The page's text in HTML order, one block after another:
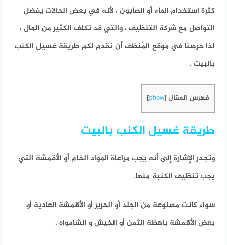
كثرة استخدام الماء أو الصابون ، لأنه في بعض الحالات يفضل
التواصل مع شركة التنظيف ، والتي قد تكلف الكثير من المال ،
لذا حرصنا في موقع المُنظف أن نقدم لكم طريقة غسيل الكنب
بالبيت .
فهرس المقال [
show
]
طريقة غسيل الكنب بالبيت
وتجدر الإشارة إلى أنه يجب مراعاة المواد الخام أو الأقمشة التي
يجب تنظيف الكنبة منها.
سواء كانت مصنوعة من الجلد أو الحرير أو الأقمشة العادية أو
بعض الأقمشة باهظة الثمن أو الخيش و الشامواه .